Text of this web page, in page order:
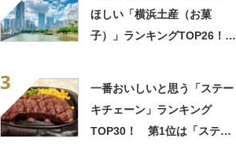
ほしい「横浜土産（お菓
子）」ランキングTOP26！
3
一番おいしいと思う「ステー
キチェーン」ランキング
TOP30！ 第1位は「ステー